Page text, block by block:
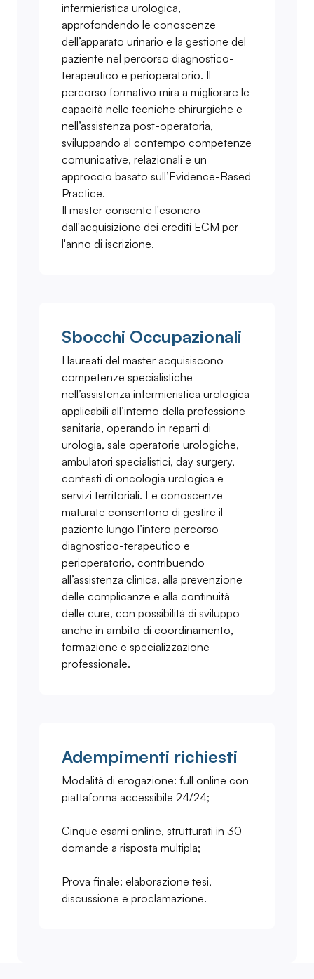
infermieristica urologica,
approfondendo le conoscenze
dell’apparato urinario e la gestione del
paziente nel percorso diagnostico-
terapeutico e perioperatorio. Il
percorso formativo mira a migliorare le
capacità nelle tecniche chirurgiche e
nell’assistenza post-operatoria,
sviluppando al contempo competenze
comunicative, relazionali e un
approccio basato sull’Evidence-Based
Practice.
Il master consente l'esonero
dall'acquisizione dei crediti ECM per
l'anno di iscrizione.
Sbocchi Occupazionali
I laureati del master acquisiscono
competenze specialistiche
nell’assistenza infermieristica urologica
applicabili all’interno della professione
sanitaria, operando in reparti di
urologia, sale operatorie urologiche,
ambulatori specialistici, day surgery,
contesti di oncologia urologica e
servizi territoriali. Le conoscenze
maturate consentono di gestire il
paziente lungo l’intero percorso
diagnostico-terapeutico e
perioperatorio, contribuendo
all’assistenza clinica, alla prevenzione
delle complicanze e alla continuità
delle cure, con possibilità di sviluppo
anche in ambito di coordinamento,
formazione e specializzazione
professionale.
Adempimenti richiesti
Modalità di erogazione: full online con
piattaforma accessibile 24/24;
Cinque esami online, strutturati in 30
domande a risposta multipla;
Prova finale: elaborazione tesi,
discussione e proclamazione.